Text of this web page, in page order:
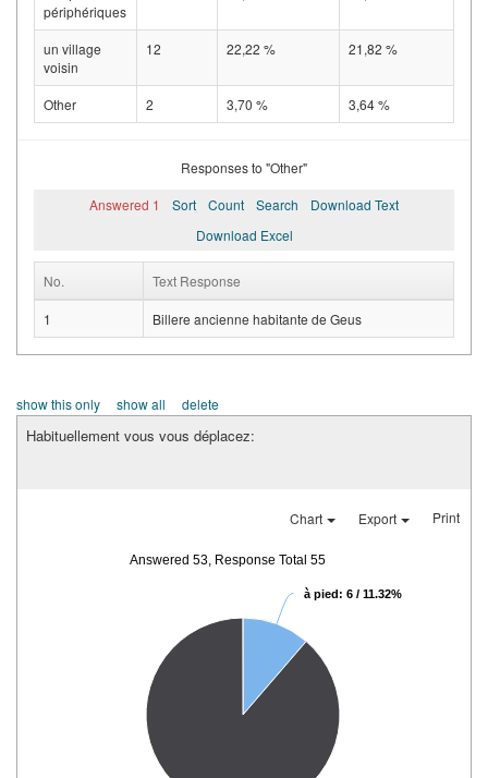
périphériques
un village
voisin
12 22,22 % 21,82 %
Other 2 3,70 % 3,64 %
Responses to "Other"
Answered 1
Sort Count Search
Download Text
Download Excel
No. Text Response
1 Billere ancienne habitante de Geus
show this only show all delete
Habituellement vous vous déplacez:
Chart Export Print
Answered 53, Response Total 55
à pied: 6 / 11.32%